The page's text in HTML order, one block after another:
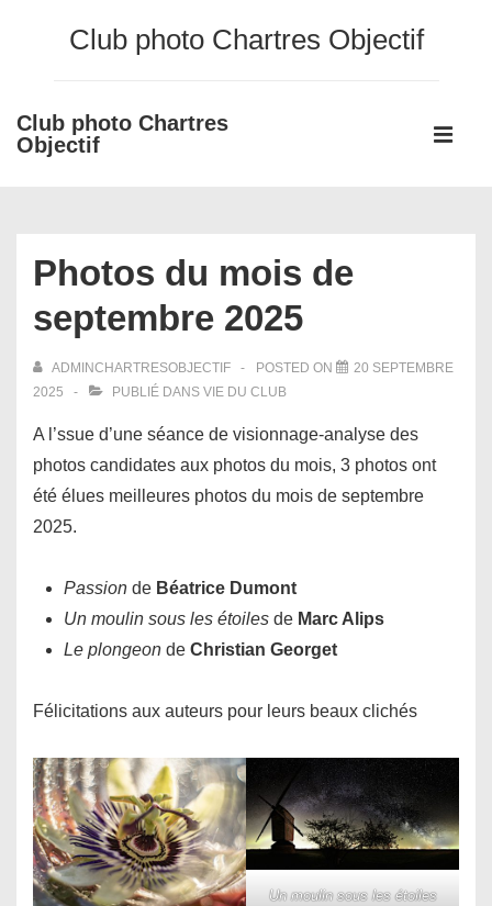
principal
Club photo Chartres Objectif
Club photo Chartres
Objectif
Main
Photos du mois de
septembre 2025
ADMINCHARTRESOBJECTIF POSTED ON
20 SEPTEMBRE
2025
PUBLIÉ DANS VIE DU CLUB
A l’ssue d’une séance de visionnage-analyse des
photos candidates aux photos du mois, 3 photos ont
été élues meilleures photos du mois de septembre
2025.
Passion de Béatrice Dumont
Un moulin sous les étoiles de Marc Alips
Le plongeon de Christian Georget
Félicitations aux auteurs pour leurs beaux clichés
Un moulin sous les étoiles